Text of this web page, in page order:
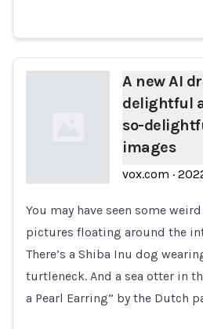
Loading...
A new AI
delightful
so-
images
vox.com ·
You may have seen some
pictures floating around the
There’s a Shiba Inu dog
turtleneck. And a sea otter in
a Pearl Earring” by the Dutch